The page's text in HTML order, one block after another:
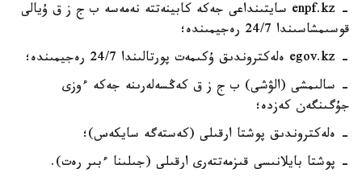
- enpf.kz سايتىنداعى جەكە كابينەتتە نەمەسە ب ج ز ق ۇيالى
قوسىمشاسىندا 24/7 رەجيمىندە؛
- egov.kz ەلەكتروندىق ۇكىمەت پورتالىندا 24/7 رەجيمىندە؛
- سالىمشى (الۋشى) ب ج ز ق كەڭسەلەرىنە جەكە ءوزى
جۇگىنگەن كەزدە؛
- ەلەكتروندىق پوشتا ارقىلى (كەستەگە سايكەس)؛
- پوشتا بايلانىسى قىزمەتتەرى ارقىلى (جىلىنا ءبىر رەت).